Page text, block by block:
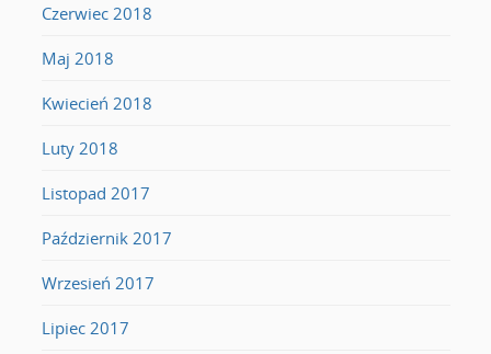
Czerwiec 2018
Maj 2018
Kwiecień 2018
Luty 2018
Listopad 2017
Październik 2017
Wrzesień 2017
Lipiec 2017